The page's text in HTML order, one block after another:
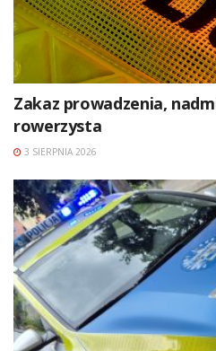
Zakaz prowadzenia,
rowerzysta
3 SIERPNIA 2026